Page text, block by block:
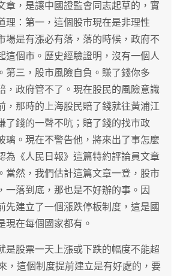
章，是讓中國證監會同志起草的，實
理：第一，這個股市現在是非理性
場是有漲必有落，落的時候，政府不
這個市。歷史經驗證明，沒有一個人
第三，股市風險自負。賺了錢你多
，政府管不了。現在股民的風險意識
，那時的上海股民賠了錢就往黃浦江
了錢的一聲不吭；賠了錢的找市政
璃。現在不警告他，將來出了事怎麼
為《人民日報》這篇特約評論員文章
當然，我們估計這篇文章一登，股市
一落到底，那也是不好辦的事。因
先建立了一個漲跌停板制度，這是國
現在每個國家都有。
是股票一天上漲或下跌的幅度不能超
，這個制度提前建立是有好處的，要